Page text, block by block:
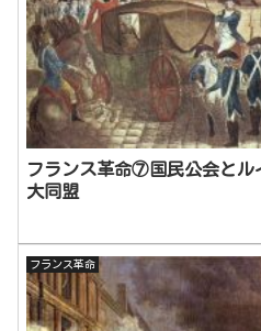
フランス革命⑦国民公会とル
大同盟
フランス革命